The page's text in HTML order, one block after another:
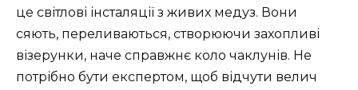
це світлові інсталяції з живих медуз. Вони
сяють, переливаються, створюючи захопливі
візерунки, наче справжнє коло чаклунів. Не
потрібно бути експертом, щоб відчути велич